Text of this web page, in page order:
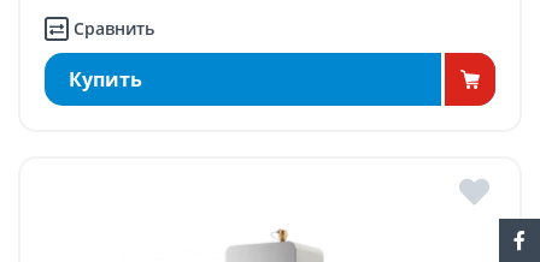
Сравнить
Купить